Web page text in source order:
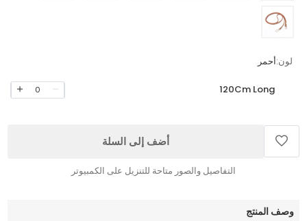
لون:أحمر
120Cm Long
0
أضف إلى السلة
التفاصيل والصور متاحة للتنزيل على الكمبيوتر
وصف المنتج